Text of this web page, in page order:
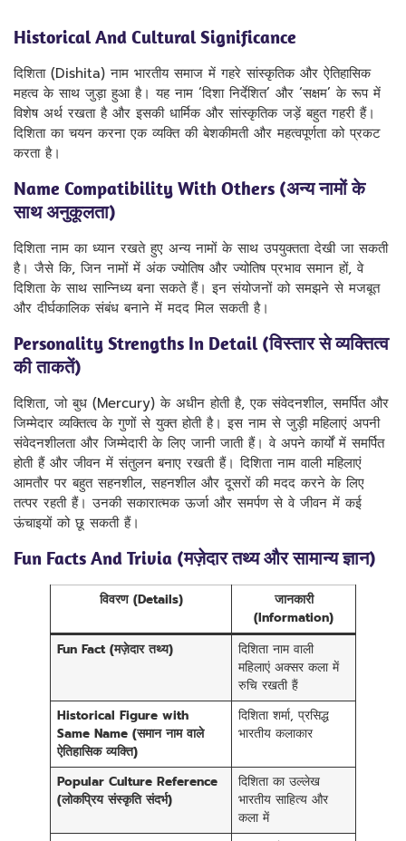
Historical And Cultural Significance
दिशिता (Dishita) नाम भारतीय समाज में गहरे सांस्कृतिक और ऐतिहासिक
महत्व के साथ जुड़ा हुआ है। यह नाम ‘दिशा निर्देशित’ और ‘सक्षम’ के रूप में
विशेष अर्थ रखता है और इसकी धार्मिक और सांस्कृतिक जड़ें बहुत गहरी हैं।
दिशिता का चयन करना एक व्यक्ति की बेशकीमती और महत्वपूर्णता को प्रकट
करता है।
Name Compatibility With Others (अन्य नामों के
साथ अनुकूलता)
दिशिता नाम का ध्यान रखते हुए अन्य नामों के साथ उपयुक्तता देखी जा सकती
है। जैसे कि, जिन नामों में अंक ज्योतिष और ज्योतिष प्रभाव समान हों, वे
दिशिता के साथ सान्निध्य बना सकते हैं। इन संयोजनों को समझने से मजबूत
और दीर्घकालिक संबंध बनाने में मदद मिल सकती है।
Personality Strengths In Detail (विस्तार से व्यक्तित्व
की ताकतें)
दिशिता, जो बुध (Mercury) के अधीन होती है, एक संवेदनशील, समर्पित और
जिम्मेदार व्यक्तित्व के गुणों से युक्त होती है। इस नाम से जुड़ी महिलाएं अपनी
संवेदनशीलता और जिम्मेदारी के लिए जानी जाती हैं। वे अपने कार्यों में समर्पित
होती हैं और जीवन में संतुलन बनाए रखती हैं। दिशिता नाम वाली महिलाएं
आमतौर पर बहुत सहनशील, सहनशील और दूसरों की मदद करने के लिए
तत्पर रहती हैं। उनकी सकारात्मक ऊर्जा और समर्पण से वे जीवन में कई
ऊंचाइयों को छू सकती हैं।
Fun Facts And Trivia (मज़ेदार तथ्य और सामान्य ज्ञान)
विवरण (Details)
जानकारी
(Information)
Fun Fact (मज़ेदार तथ्य)
दिशिता नाम वाली
महिलाएं अक्सर कला में
रुचि रखती हैं
Historical Figure with
Same Name (समान नाम वाले
ऐतिहासिक व्यक्ति)
दिशिता शर्मा, प्रसिद्ध
भारतीय कलाकार
Popular Culture Reference
(लोकप्रिय संस्कृति संदर्भ)
दिशिता का उल्लेख
भारतीय साहित्य और
कला में